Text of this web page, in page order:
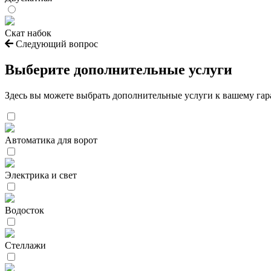
Скат набок
Следующий вопрос
Выберите дополнительные услуги
Здесь вы можете выбрать дополнительные услуги к вашему
Автоматика для ворот
Электрика и свет
Водосток
Стеллажи